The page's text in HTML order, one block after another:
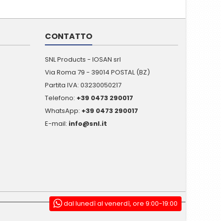
CONTATTO
SNL Products - IOSAN srl
Via Roma 79 - 39014 POSTAL (BZ)
Partita IVA: 03230050217
Telefono: +39 0473 290017
WhatsApp: +39 0473 290017
E-mail: info@snl.it
dal lunedì al venerdì, ore 9:00-19:00